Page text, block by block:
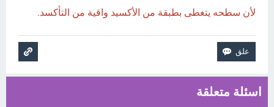
لأن سطحه يتغطى بطبقة من الأكسيد واقية من التأكسد.
اسئلة متعلقة